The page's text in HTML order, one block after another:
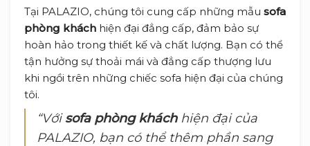
Tại PALAZIO, chúng tôi cung cấp những mẫu sofa
phòng khách hiện đại đẳng cấp, đảm bảo sự
hoàn hảo trong thiết kế và chất lượng. Bạn có thể
tận hưởng sự thoải mái và đẳng cấp thượng lưu
khi ngồi trên những chiếc sofa hiện đại của chúng
tôi.
“Vớisofa phòng kháchhiện đại của
PALAZIO, bạn có thể thêm phần sang